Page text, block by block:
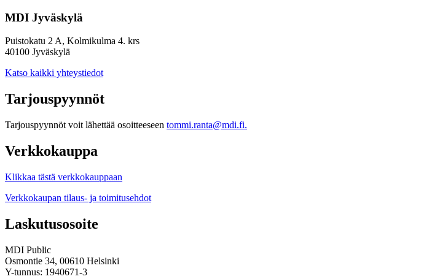
MDI Jyväskylä
Puistokatu 2 A, Kolmikulma 4. krs
40100 Jyväskylä
Katso kaikki yhteystiedot
Tarjouspyynnöt
Tarjouspyynnöt voit lähettää osoitteeseen tommi.ranta@mdi.fi.
Verkkokauppa
Klikkaa tästä verkkokauppaan
Verkkokaupan tilaus- ja toimitusehdot
Laskutusosoite
MDI Public
Osmontie 34, 00610 Helsinki
Y-tunnus: 1940671-3